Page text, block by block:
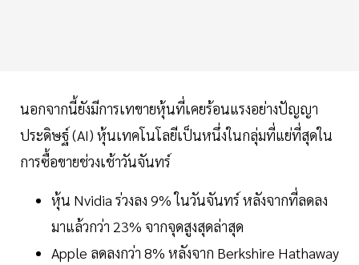
นอกจากนี้ยังมีการเทขายหุ้นที่เคยร้อนแรงอย่างปัญญา
ประดิษฐ์ (AI) หุ้นเทคโนโลยีเป็นหนึ่งในกลุ่มที่แย่ที่สุดใน
การซื้อขายช่วงเช้าวันจันทร์
หุ้น Nvidia ร่วงลง 9% ในวันจันทร์ หลังจากที่ลดลง
มาแล้วกว่า 23% จากจุดสูงสุดล่าสุด
Apple ลดลงกว่า 8% หลังจาก Berkshire Hathaway